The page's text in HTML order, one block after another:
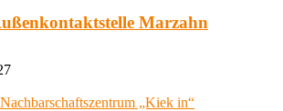
Marzahn
„Kiek in“